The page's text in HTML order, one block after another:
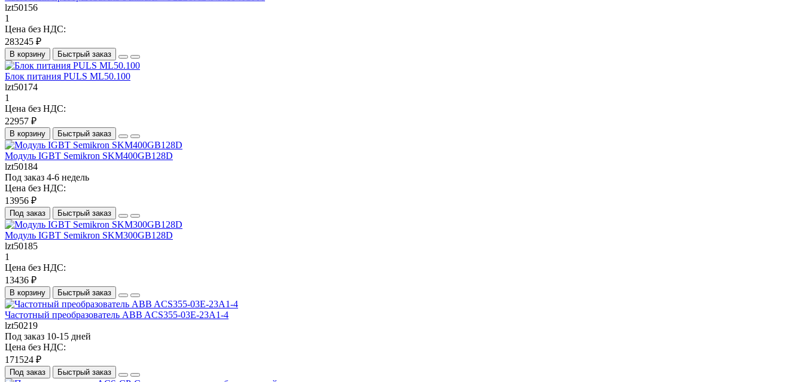
lzt50156
1
Цена без НДС:
283245 ₽
В корзину Быстрый заказ
Блок питания PULS ML50.100
lzt50174
1
Цена без НДС:
22957 ₽
В корзину Быстрый заказ
Модуль IGBT Semikron SKM400GB128D
lzt50184
Под заказ 4-6 недель
Цена без НДС:
13956 ₽
Под заказ Быстрый заказ
Модуль IGBT Semikron SKM300GB128D
lzt50185
1
Цена без НДС:
13436 ₽
В корзину Быстрый заказ
Частотный преобразователь ABB ACS355-03E-23A1-4
lzt50219
Под заказ 10-15 дней
Цена без НДС:
171524 ₽
Под заказ Быстрый заказ